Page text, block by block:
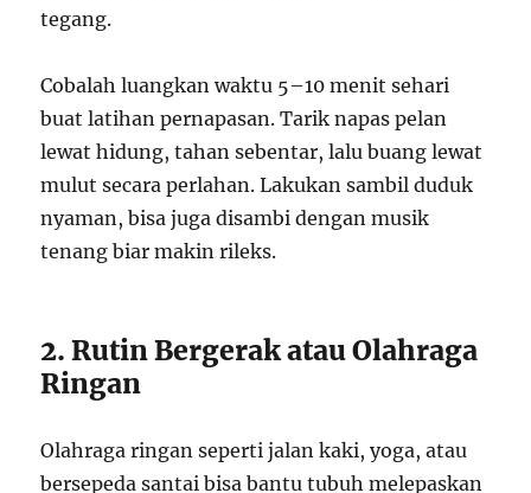
tegang.
Cobalah luangkan waktu 5–10 menit sehari
buat latihan pernapasan. Tarik napas pelan
lewat hidung, tahan sebentar, lalu buang lewat
mulut secara perlahan. Lakukan sambil duduk
nyaman, bisa juga disambi dengan musik
tenang biar makin rileks.
2. Rutin Bergerak atau Olahraga
Ringan
Olahraga ringan seperti jalan kaki, yoga, atau
bersepeda santai bisa bantu tubuh melepaskan